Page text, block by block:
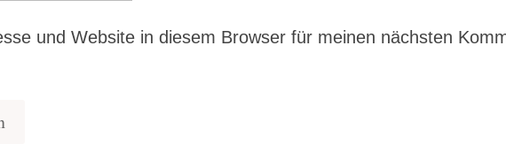
und Website in diesem Browser für meinen nächsten